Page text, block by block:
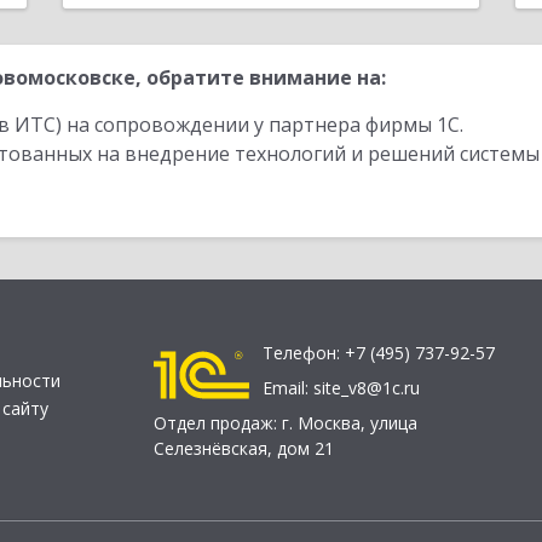
обратите внимание на:
ИТС) на сопровождении у партнера фирмы 1С.
на внедрение технологий и решений
Телефон: +7 (495) 737-92-57
Email: site_v8@1c.ru
Отдел продаж: г. Москва, улица
Селезнёвская, дом 21